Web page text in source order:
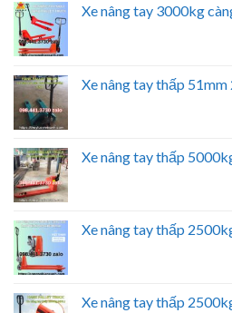
Xe nâng tay 3000kg
Xe nâng tay thấp
Xe nâng tay thấp
Xe nâng tay thấp
Xe nâng tay thấp